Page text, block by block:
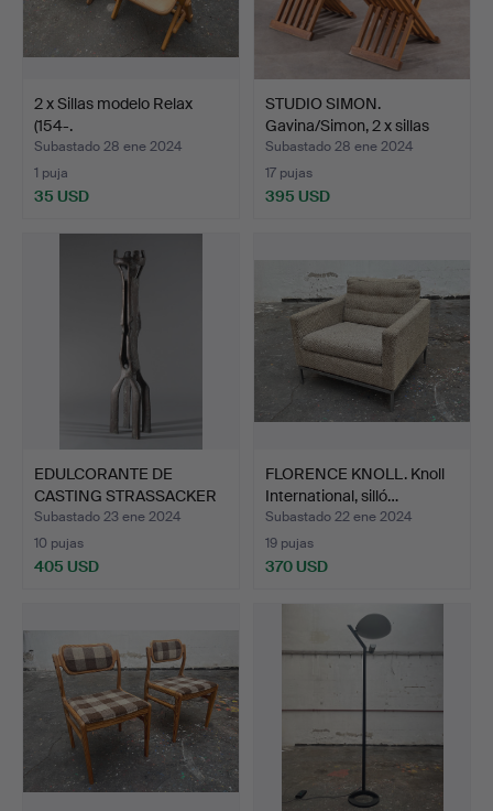
2 x Sillas modelo Relax
(154-.
Subastado 28 ene 2024
1 puja
35 USD
STUDIO SIMON.
Gavina/Simon, 2 x sillas
mod…
Subastado 28 ene 2024
17 pujas
395 USD
EDULCORANTE DE
CASTING STRASSACKER
ART. Es…
Subastado 23 ene 2024
10 pujas
405 USD
FLORENCE KNOLL. Knoll
International, silló…
Subastado 22 ene 2024
19 pujas
370 USD